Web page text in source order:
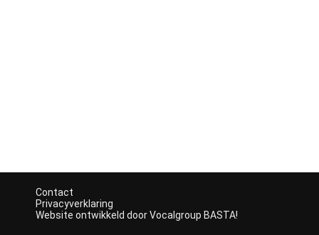
Contact
Privacyverklaring
Website ontwikkeld door Vocalgroup BASTA!